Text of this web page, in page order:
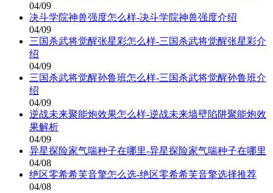
04/09
决斗学院神兽强度怎么样-决斗学院神兽强度介绍
04/09
三国杀武将觉醒张星彩怎么样-三国杀武将觉醒张星彩介
绍
04/09
三国杀武将觉醒孙鲁班怎么样-三国杀武将觉醒孙鲁班介
绍
04/09
逆战未来聚能炮效果怎么样-逆战未来墙壁陷阱聚能炮效
果解析
04/09
异星探险家气喘种子在哪里-异星探险家气喘种子在哪里
04/08
绝区零希希芙音擎怎么选-绝区零希希芙音擎选择推荐
04/08